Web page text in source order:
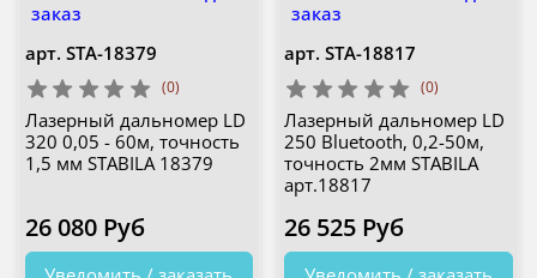
заказ
арт. STA-18379
(0)
Лазерный дальномер LD
320 0,05 - 60м, точность
1,5 мм STABILA 18379
26 080 Руб
заказ
арт. STA-18817
(0)
Лазерный дальномер LD
250 Bluetooth, 0,2-50м,
точность 2мм STABILA
арт.18817
26 525 Руб